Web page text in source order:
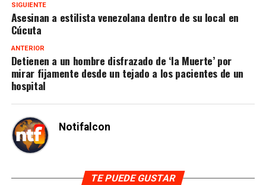
SIGUIENTE
Asesinan a estilista venezolana dentro de su local en
Cúcuta
ANTERIOR
Detienen a un hombre disfrazado de ‘la Muerte’ por
mirar fijamente desde un tejado a los pacientes de un
hospital
Notifalcon
TE PUEDE GUSTAR